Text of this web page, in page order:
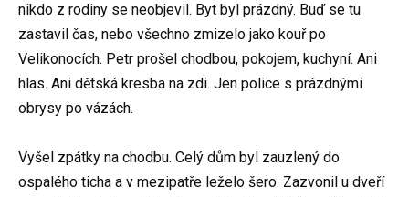
nikdo z rodiny se neobjevil. Byt byl prázdný. Buď se tu
zastavil čas, nebo všechno zmizelo jako kouř po
Velikonocích. Petr prošel chodbou, pokojem, kuchyní. Ani
hlas. Ani dětská kresba na zdi. Jen police s prázdnými
obrysy po vázách.
Vyšel zpátky na chodbu. Celý dům byl zauzlený do
ospalého ticha a v mezipatře leželo šero. Zazvonil u dveří